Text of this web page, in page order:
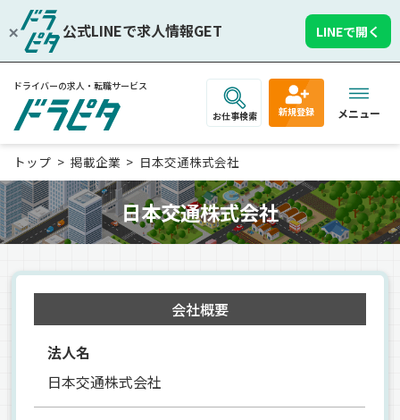
公式LINEで求人情報GET LINEで開く
ドライバーの求人・転職サービス
お仕事検索 新規登録 メニュー
トップ 掲載企業 日本交通株式会社
日本交通株式会社
会社概要
法人名
日本交通株式会社